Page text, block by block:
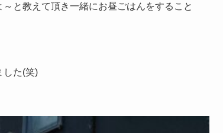
と教えて頂き一緒にお昼ごはんをすること
した(笑)